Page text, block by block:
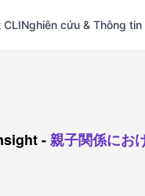
CLINghiên cứu & Thông tin
-親子関係にお